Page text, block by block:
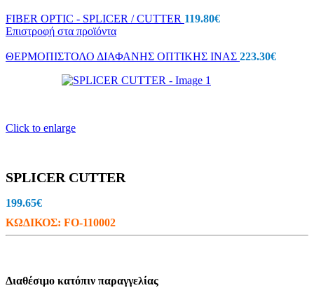
FIBER OPTIC - SPLICER / CUTTER 119.80€
Επιστροφή στα προϊόντα
ΘΕΡΜΟΠΙΣΤΟΛΟ ΔΙΑΦΑΝΗΣ ΟΠΤΙΚΗΣ ΙΝΑΣ 223.30€
Click to enlarge
SPLICER CUTTER
199.65€
ΚΩΔΙΚΟΣ: FO-110002
Διαθέσιμο κατόπιν παραγγελίας